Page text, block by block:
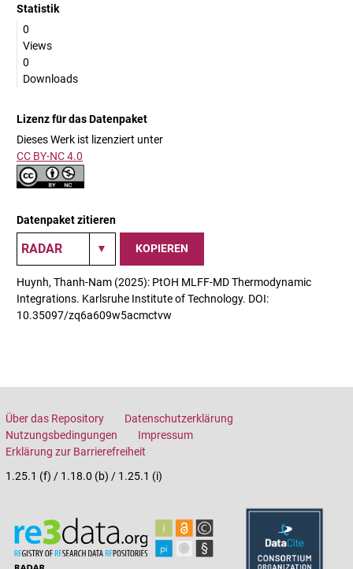
Statistik
0
Views
0
Downloads
Lizenz für das Datenpaket
Dieses Werk ist lizenziert unter
CC BY-NC 4.0
Datenpaket zitieren
KOPIEREN
Huynh, Thanh-Nam (2025): PtOH MLFF-MD Thermodynamic
Integrations. Karlsruhe Institute of Technology. DOI:
10.35097/zq6a609w5acmctvw
Über das Repository
Datenschutzerklärung
Nutzungsbedingungen
Impressum
Erklärung zur Barrierefreiheit
1.25.1 (f) / 1.18.0 (b) / 1.25.1 (i)